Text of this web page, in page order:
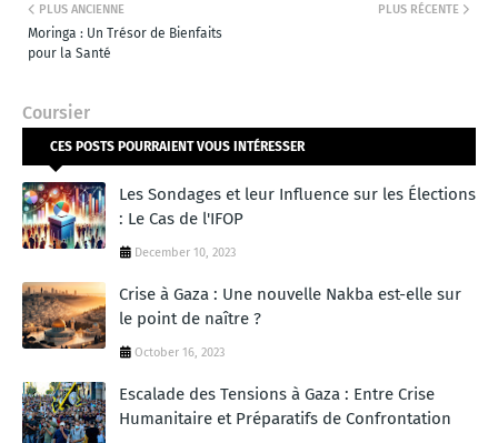
PLUS RÉCENTE
PLUS ANCIENNE
Moringa : Un Trésor de Bienfaits
pour la Santé
Coursier
CES POSTS POURRAIENT VOUS INTÉRESSER
Les Sondages et leur Influence sur les Élections
: Le Cas de l'IFOP
December 10, 2023
Crise à Gaza : Une nouvelle Nakba est-elle sur
le point de naître ?
October 16, 2023
Escalade des Tensions à Gaza : Entre Crise
Humanitaire et Préparatifs de Confrontation